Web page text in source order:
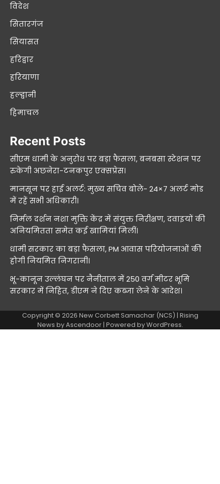
विदेश
सितारगंज
सियासत
हरिद्वार
हरियाणा
हल्द्वानी
हिमाचल
Recent Posts
सीएम धामी के अनुरोध पर बड़ा फैसला, बनबसा स्टेशन पर
रुकेगी अछनेरा-टनकपुर एक्सप्रेस।
मानसून पर हाई अलर्ट: मुख्य सचिव बोले- 24×7 अलर्ट मोड
में रहें सभी अधिकारी।
निर्मल दर्शन नशा मुक्ति केंद्र में संयुक्त निरीक्षण, दवाइयों की
अनियमितता समेत कई खामियां मिलीं।
धामी सरकार का बड़ा फैसला, PM आवास परियोजनाओं की
होगी नियमित निगरानी।
भू-कानून उल्लंघन पर नैनीताल में 250 वर्ग मीटर भूमि
सरकार में निहित, डीएम ने दिए कब्जा लेने के आदेश।
Copyright © 2026 New Corbett Samachar (NCS) | Rising
News byAscendoor| Powered byWordPress.